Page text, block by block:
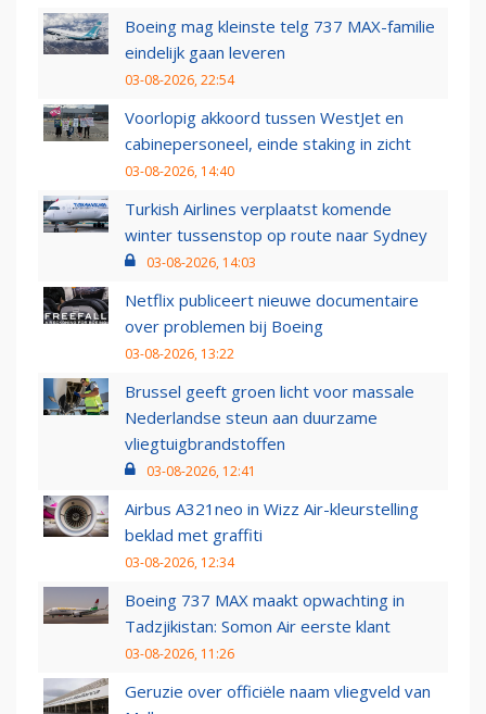
Boeing mag kleinste telg 737 MAX-familie
eindelijk gaan leveren
03-08-2026, 22:54
Voorlopig akkoord tussen WestJet en
cabinepersoneel, einde staking in zicht
03-08-2026, 14:40
Turkish Airlines verplaatst komende
winter tussenstop op route naar Sydney
03-08-2026, 14:03
Netflix publiceert nieuwe documentaire
over problemen bij Boeing
03-08-2026, 13:22
Brussel geeft groen licht voor massale
Nederlandse steun aan duurzame
vliegtuigbrandstoffen
03-08-2026, 12:41
Airbus A321neo in Wizz Air-kleurstelling
beklad met graffiti
03-08-2026, 12:34
Boeing 737 MAX maakt opwachting in
Tadzjikistan: Somon Air eerste klant
03-08-2026, 11:26
Geruzie over officiële naam vliegveld van